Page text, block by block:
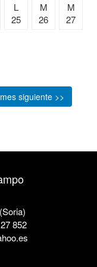
L
25
M
26
M
27
mes siguiente >>
852